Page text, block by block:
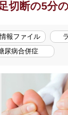
断の5分
報ファイル
尿病合併症